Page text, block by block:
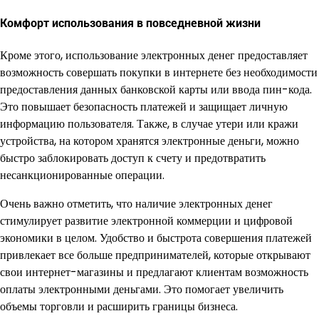
Комфорт использования в повседневной жизни
Кроме этого, использование электронных денег предоставляет
возможность совершать покупки в интернете без необходимости
предоставления данных банковской карты или ввода пин-кода.
Это повышает безопасность платежей и защищает личную
информацию пользователя. Также, в случае утери или кражи
устройства, на котором хранятся электронные деньги, можно
быстро заблокировать доступ к счету и предотвратить
несанкционированные операции.
Очень важно отметить, что наличие электронных денег
стимулирует развитие электронной коммерции и цифровой
экономики в целом. Удобство и быстрота совершения платежей
привлекает все больше предпринимателей, которые открывают
свои интернет-магазины и предлагают клиентам возможность
оплаты электронными деньгами. Это помогает увеличить
объемы торговли и расширить границы бизнеса.